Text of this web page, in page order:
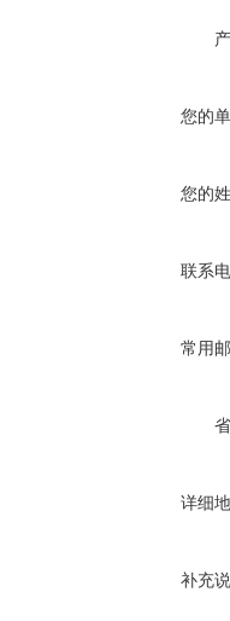
您的
您的
联系
常用
详细
补充